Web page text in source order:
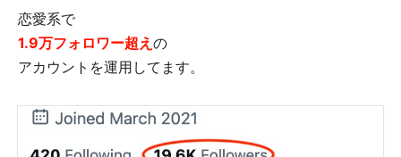
恋愛系で
1.9万フォロワー超え の
アカウントを運用してます。